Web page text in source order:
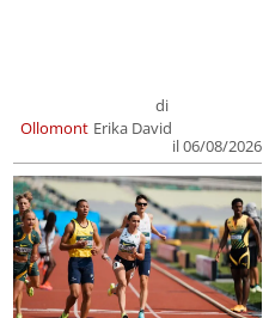
Ollomont
di
Erika David
il 06/08/2026